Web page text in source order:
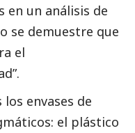
en un análisis de
se demuestre que
el
envases de
el plástico